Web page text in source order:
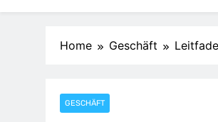
Home Geschäft
GESCHÄFT